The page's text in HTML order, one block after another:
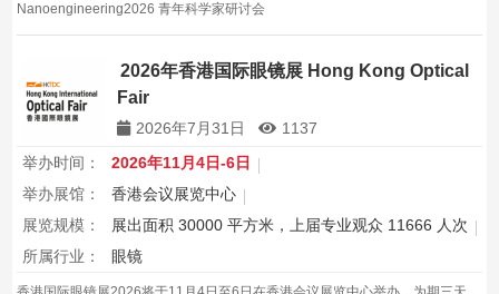
Nanoengineering2026 青年科学家研讨会
2026年香港国际眼镜展 Hong Kong Optical
Fair
2026年7月31日
1137
举办时间：
2026年11月4日-6日
举办展馆：
香港会议展览中心
展览规模：
展出面积 30000 平方米，上届专业观众 11666 人次
所属行业：
眼镜